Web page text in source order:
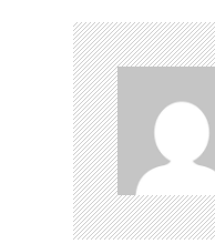
a
v
i
g
a
t
i
o